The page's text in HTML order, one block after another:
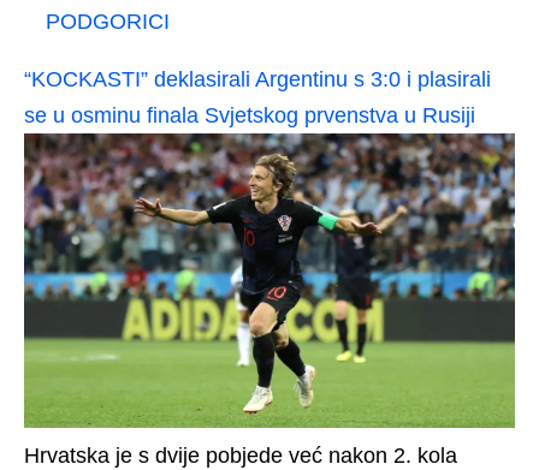
PODGORICI
“KOCKASTI” deklasirali Argentinu s 3:0 i plasirali
se u osminu finala Svjetskog prvenstva u Rusiji
Hrvatska je s dvije pobjede već nakon 2. kola